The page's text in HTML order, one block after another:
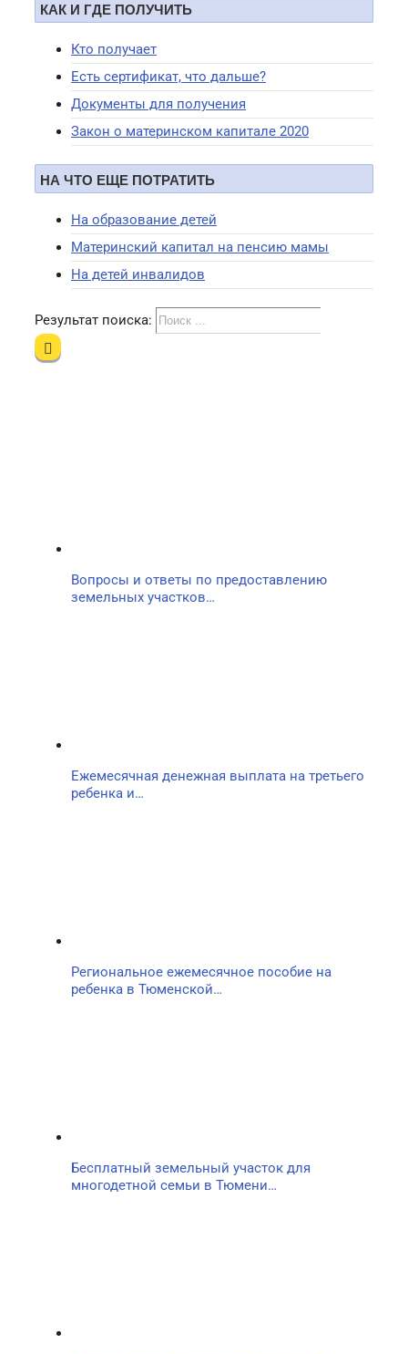
КАК И ГДЕ ПОЛУЧИТЬ
Кто получает
Есть сертификат, что дальше?
Документы для получения
Закон о материнском капитале 2020
НА ЧТО ЕЩЕ ПОТРАТИТЬ
На образование детей
Материнский капитал на пенсию мамы
На детей инвалидов
Результат поиска:
Вопросы и ответы по предоставлению
земельных участков…
Ежемесячная денежная выплата на третьего
ребенка и…
Региональное ежемесячное пособие на
ребенка в Тюменской…
Бесплатный земельный участок для
многодетной семьи в Тюмени…